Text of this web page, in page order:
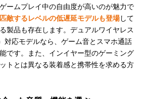
ームプレイ中の自由度が高いのが魅力で
敵するレベルの低遅延モデルも登場して
製品も存在します。デュアルワイヤレス
対応モデルなら、ゲーム音とスマホ通話
です。また、インイヤー型のゲーミング
トとは異なる装着感と携帯性を求める方